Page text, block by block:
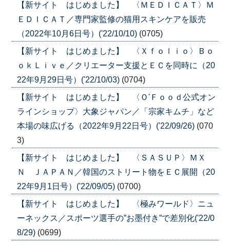
【新サイト はじめました】 〈ＭＥＤＩＣＡＴ〉Ｍ
ＥＤＩＣＡＴ／専門家監修の猫用スキンケアを販売
（2022年10月6日号）('22/10/10) (0705)
【新サイト はじめました】 〈Ｘｆｏｌｉｏ〉Ｂｏ
ｏｋＬｉｖｅ／クリエーター支援とＥＣを同時に（20
22年9月29日号）('22/10/03) (0704)
【新サイト はじめました】 〈Ｏ'Ｆｏｏｄ公式オン
ラインショップ〉大象ジャパン／「宗家キムチ」など
本場の味広げる（2022年9月22日号）('22/09/26) (070
3)
【新サイト はじめました】 〈ＳＡＳＵＰ〉ＭＸ
Ｎ ＪＡＰＡＮ／韓国のストリート物をＥＣ展開（20
22年9月1日号）('22/09/05) (0700)
【新サイト はじめました】 〈極みワールド〉ニュ
ーネックス／スポーツ選手の”お墨付き”で差別化('22/0
8/29) (0699)